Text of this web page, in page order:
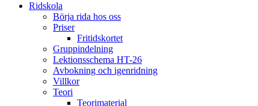
Ridskola
Börja rida hos oss
Priser
Fritidskortet
Gruppindelning
Lektionsschema HT-26
Avbokning och igenridning
Villkor
Teori
Teorimaterial